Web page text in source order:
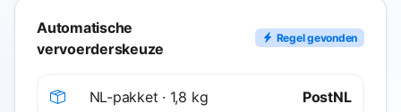
Automatische
vervoerderskeuze
Regel gevonden
NL-pakket · 1,8 kg PostNL